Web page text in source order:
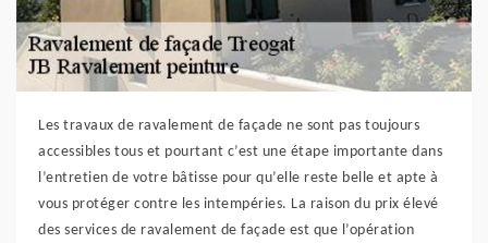
Les travaux de ravalement de façade ne sont pas toujours
accessibles tous et pourtant c’est une étape importante dans
l’entretien de votre bâtisse pour qu’elle reste belle et apte à
vous protéger contre les intempéries. La raison du prix élevé
des services de ravalement de façade est que l’opération